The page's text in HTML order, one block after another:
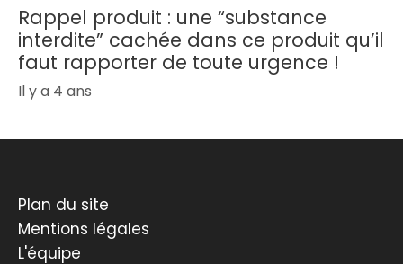
Rappel produit : une “substance
interdite” cachée dans ce produit qu’il
faut rapporter de toute urgence !
Il y a 4 ans
Plan du site
Mentions légales
L'équipe